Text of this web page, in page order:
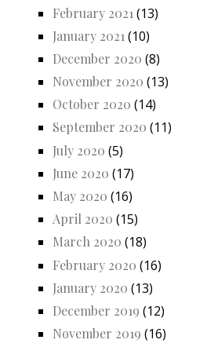
February 2021 (13)
January 2021 (10)
December 2020 (8)
November 2020 (13)
October 2020 (14)
September 2020 (11)
July 2020 (5)
June 2020 (17)
May 2020 (16)
April 2020 (15)
March 2020 (18)
February 2020 (16)
January 2020 (13)
December 2019 (12)
November 2019 (16)